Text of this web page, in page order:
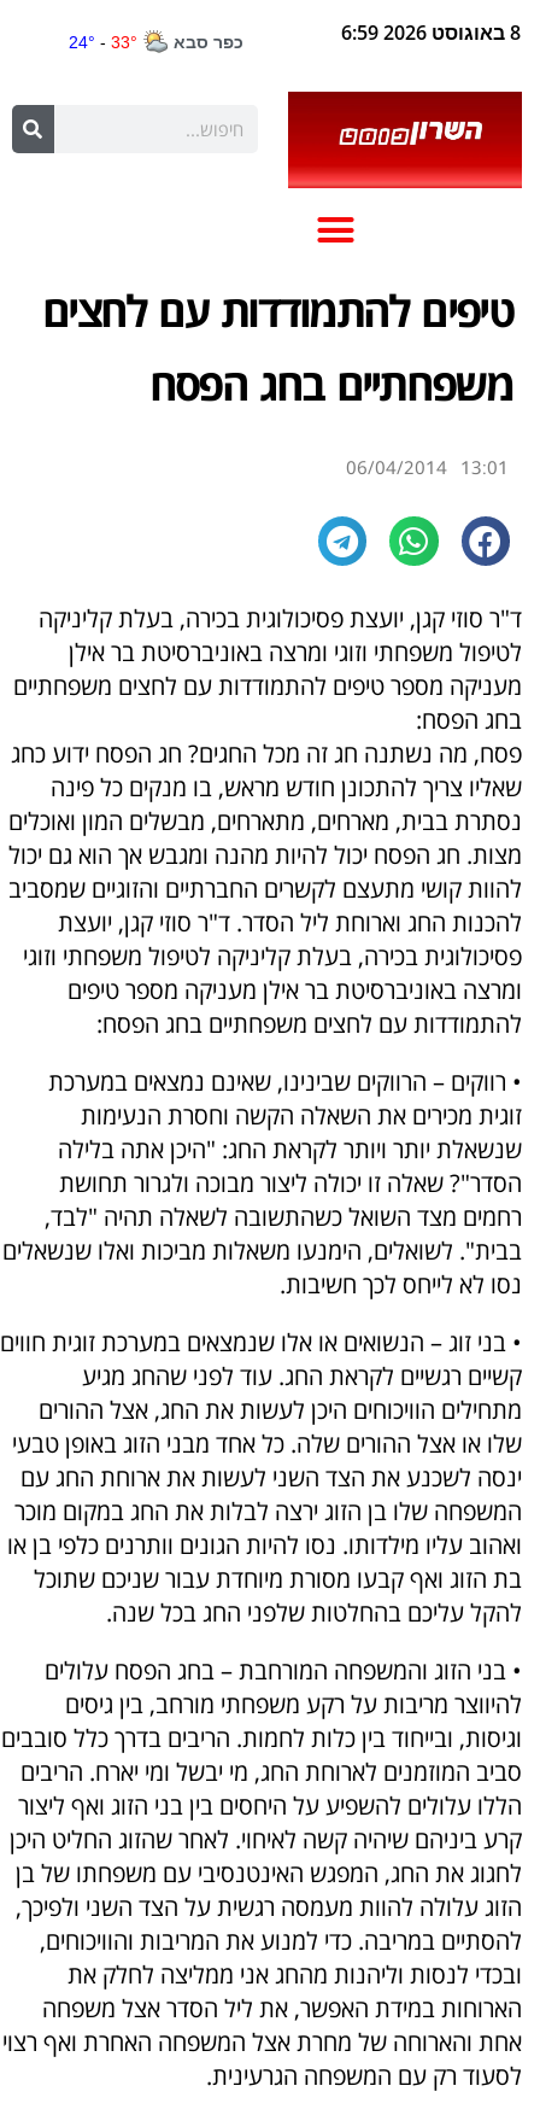
8 באוגוסט 2026 6:59
טיפים להתמודדות עם לחצים
משפחתיים בחג הפסח
13:01
06/04/2014
ד"ר סוזי קגן, יועצת פסיכולוגית בכירה, בעלת קליניקה
לטיפול משפחתי וזוגי ומרצה באוניברסיטת בר אילן
מעניקה מספר טיפים להתמודדות עם לחצים משפחתיים
בחג הפסח:
פסח, מה נשתנה חג זה מכל החגים? חג הפסח ידוע כחג
שאליו צריך להתכונן חודש מראש, בו מנקים כל פינה
נסתרת בבית, מארחים, מתארחים, מבשלים המון ואוכלים
מצות. חג הפסח יכול להיות מהנה ומגבש אך הוא גם יכול
להוות קושי מתעצם לקשרים החברתיים והזוגיים שמסביב
להכנות החג וארוחת ליל הסדר. ד"ר סוזי קגן, יועצת
פסיכולוגית בכירה, בעלת קליניקה לטיפול משפחתי וזוגי
ומרצה באוניברסיטת בר אילן מעניקה מספר טיפים
להתמודדות עם לחצים משפחתיים בחג הפסח:
• רווקים – הרווקים שבינינו, שאינם נמצאים במערכת
זוגית מכירים את השאלה הקשה וחסרת הנעימות
שנשאלת יותר ויותר לקראת החג: "היכן אתה בלילה
הסדר"? שאלה זו יכולה ליצור מבוכה ולגרור תחושת
רחמים מצד השואל כשהתשובה לשאלה תהיה "לבד,
בבית". לשואלים, הימנעו משאלות מביכות ואלו שנשאלים
נסו לא לייחס לכך חשיבות.
• בני זוג – הנשואים או אלו שנמצאים במערכת זוגית חווים
קשיים רגשיים לקראת החג. עוד לפני שהחג מגיע
מתחילים הוויכוחים היכן לעשות את החג, אצל ההורים
שלו או אצל ההורים שלה. כל אחד מבני הזוג באופן טבעי
ינסה לשכנע את הצד השני לעשות את ארוחת החג עם
המשפחה שלו בן הזוג ירצה לבלות את החג במקום מוכר
ואהוב עליו מילדותו. נסו להיות הגונים וותרנים כלפי בן או
בת הזוג ואף קבעו מסורת מיוחדת עבור שניכם שתוכל
להקל עליכם בהחלטות שלפני החג בכל שנה.
• בני הזוג והמשפחה המורחבת – בחג הפסח עלולים
להיווצר מריבות על רקע משפחתי מורחב, בין גיסים
וגיסות, ובייחוד בין כלות לחמות. הריבים בדרך כלל סובבים
סביב המוזמנים לארוחת החג, מי יבשל ומי יארח. הריבים
הללו עלולים להשפיע על היחסים בין בני הזוג ואף ליצור
קרע ביניהם שיהיה קשה לאיחוי. לאחר שהזוג החליט היכן
לחגוג את החג, המפגש האינטנסיבי עם משפחתו של בן
הזוג עלולה להוות מעמסה רגשית על הצד השני ולפיכך,
להסתיים במריבה. כדי למנוע את המריבות והוויכוחים,
ובכדי לנסות וליהנות מהחג אני ממליצה לחלק את
הארוחות במידת האפשר, את ליל הסדר אצל משפחה
אחת והארוחה של מחרת אצל המשפחה האחרת ואף רצוי
לסעוד רק עם המשפחה הגרעינית.